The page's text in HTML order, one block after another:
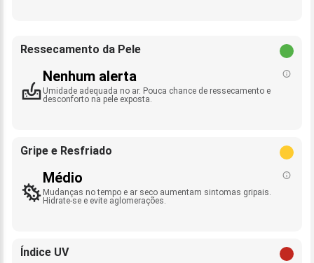
Ressecamento da Pele
Nenhum alerta
Umidade adequada no ar. Pouca chance de ressecamento e
desconforto na pele exposta.
Gripe e Resfriado
Médio
Mudanças no tempo e ar seco aumentam sintomas gripais.
Hidrate-se e evite aglomerações.
Índice UV